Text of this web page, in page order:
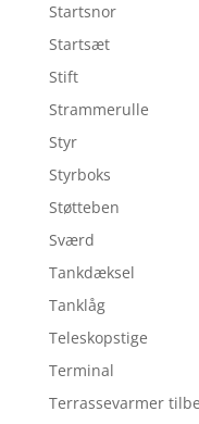
Startsnor
Startsæt
Stift
Strammerulle
Styr
Styrboks
Støtteben
Sværd
Tankdæksel
Tanklåg
Teleskopstige
Terminal
Terrassevarmer